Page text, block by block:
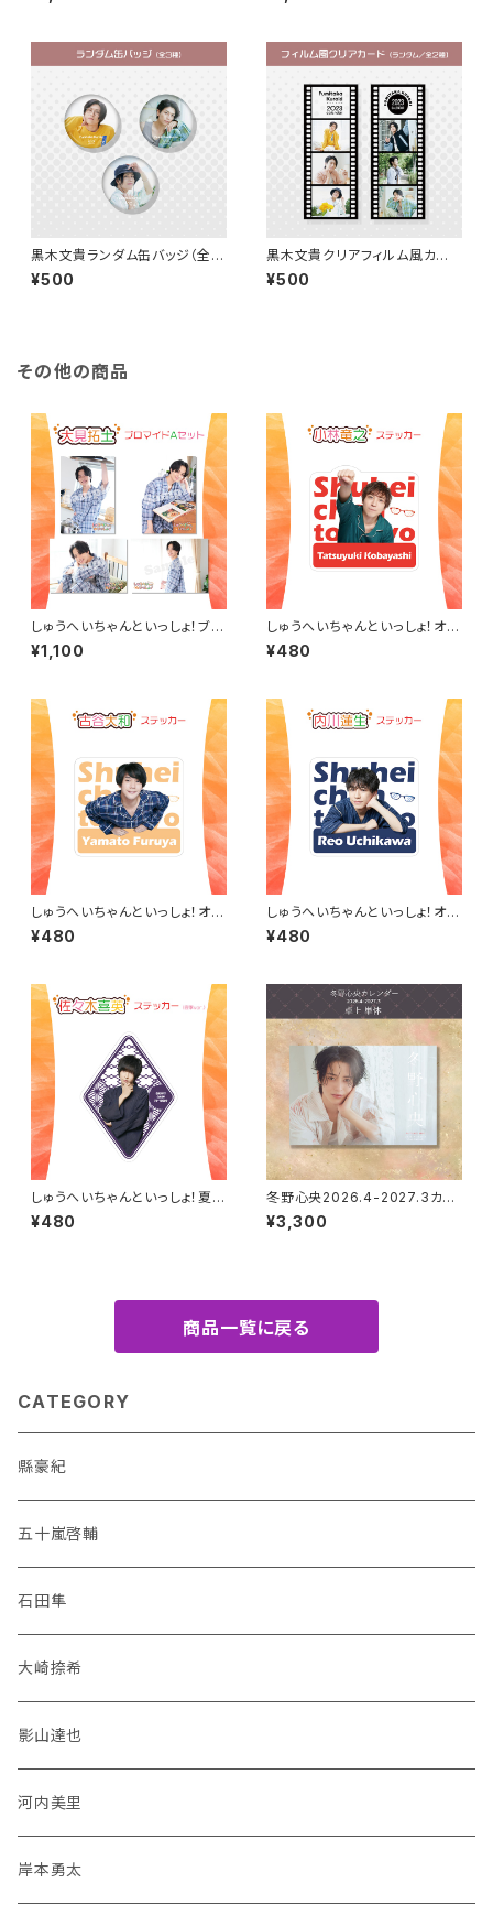
黒木文貴ランダム缶バッジ（全３
種）
¥500
黒木文貴クリアフィルム風カード
（全２種）
¥500
その他の商品
しゅうへいちゃんといっしょ！ブロ
マイドA（大見拓土）
¥1,100
しゅうへいちゃんといっしょ！オリ
ジナルステッカー（小林竜之202
2冬）
¥480
しゅうへいちゃんといっしょ！オリ
ジナルステッカー（古谷大和）
¥480
しゅうへいちゃんといっしょ！オリ
ジナルステッカー（内川蓮生）
¥480
しゅうへいちゃんといっしょ！夏季
限定ステッカー（佐々木喜英）
¥480
冬野心央2026.4-2027.3カレ
ンダー（卓上）
¥3,300
商品一覧に戻る
CATEGORY
縣豪紀
五十嵐啓輔
石田隼
大崎捺希
影山達也
河内美里
岸本勇太